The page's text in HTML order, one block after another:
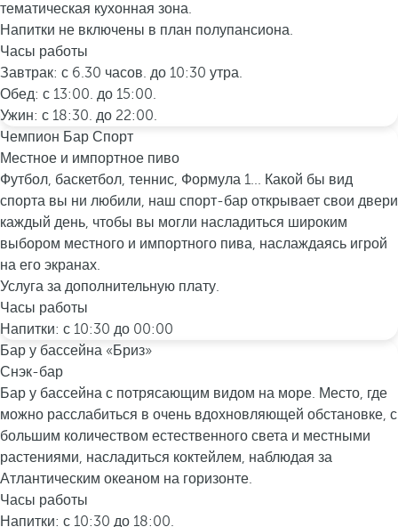
тематическая кухонная зона.
Напитки не включены в план полупансиона.
Часы работы
Завтрак: с 6.30 часов. до 10:30 утра.
Обед: с 13:00. до 15:00.
Ужин: с 18:30. до 22:00.
Чемпион Бар Спорт
Местное и импортное пиво
Футбол, баскетбол, теннис, Формула 1... Какой бы вид
спорта вы ни любили, наш спорт-бар открывает свои двери
каждый день, чтобы вы могли насладиться широким
выбором местного и импортного пива, наслаждаясь игрой
на его экранах.
Услуга за дополнительную плату.
Часы работы
Напитки: с 10:30 до 00:00
Бар у бассейна «Бриз»
Снэк-бар
Бар у бассейна с потрясающим видом на море. Место, где
можно расслабиться в очень вдохновляющей обстановке, с
большим количеством естественного света и местными
растениями, насладиться коктейлем, наблюдая за
Атлантическим океаном на горизонте.
Часы работы
Напитки: с 10:30 до 18:00.